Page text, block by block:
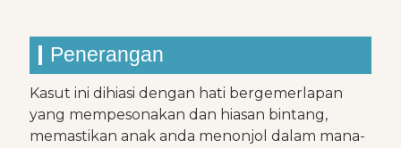
Penerangan
Kasut ini dihiasi dengan hati bergemerlapan
yang mempesonakan dan hiasan bintang,
memastikan anak anda menonjol dalam mana-